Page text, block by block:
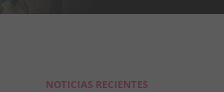
NOTICIAS RECIENTES